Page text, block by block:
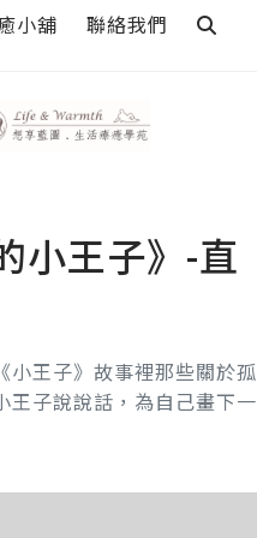
小舖 聯絡我們
小王子》-直
小王子》故事裡那些關於孤
王子說說話，為自己畫下一